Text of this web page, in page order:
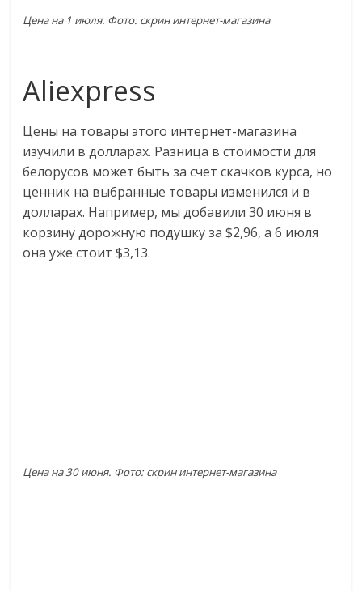
Цена на 1 июля. Фото: скрин интернет-магазина
Аliexpress
Цены на товары этого интернет-магазина
изучили в долларах. Разница в стоимости для
белорусов может быть за счет скачков курса, но
ценник на выбранные товары изменился и в
долларах. Например, мы добавили 30 июня в
корзину дорожную подушку за $2,96, а 6 июля
она уже стоит $3,13.
Цена на 30 июня. Фото: скрин интернет-магазина